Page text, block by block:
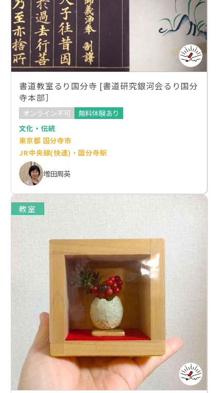
書道教室るり国分寺 [書道研究銀河会るり国分
寺本部］
オンライン不可
無料体験あり
文化・伝統
東京都 国分寺市
JR中央線(快速)・国分寺駅
増田周英
教室